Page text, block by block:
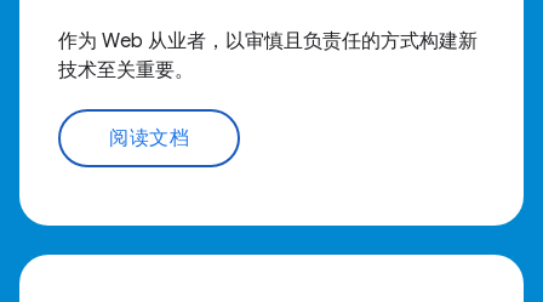
作为 Web 从业者，以审慎且负责任的方式构建新
技术至关重要。
阅读文档